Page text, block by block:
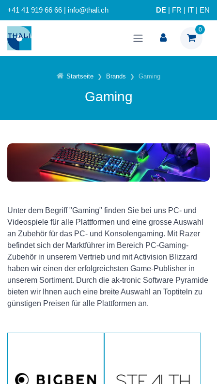
+41 41 919 66 66 | info@thali.ch DE FR IT EN
0
Startseite Brands Gaming
Gaming
Unter dem Begriff "Gaming" finden Sie bei uns PC- und
Videospiele für alle Plattformen und eine grosse Auswahl
an Zubehör für das PC- und Konsolengaming. Mit Razer
befindet sich der Marktführer im Bereich PC-Gaming-
Zubehör in unserem Vertrieb und mit Activision Blizzard
haben wir einen der erfolgreichsten Game-Publisher in
unserem Sortiment. Durch die ak-tronic Software Pyramide
bieten wir Ihnen auch eine breite Auswahl an Toptiteln zu
günstigen Preisen für alle Plattformen an.